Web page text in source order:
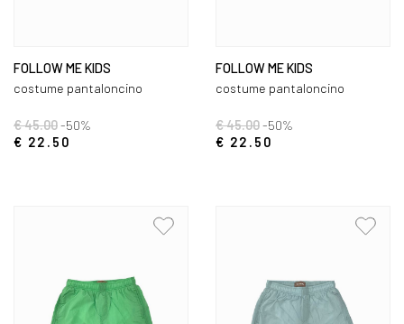
FOLLOW ME KIDS
costume pantaloncino
€ 45.00-50%
€ 22.50
FOLLOW ME KIDS
costume pantaloncino
€ 45.00-50%
€ 22.50